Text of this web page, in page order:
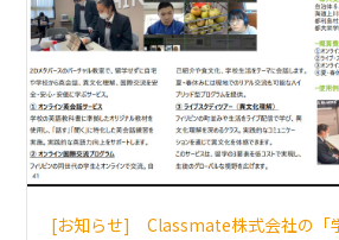
[お知らせ] Classmate株式会社の「